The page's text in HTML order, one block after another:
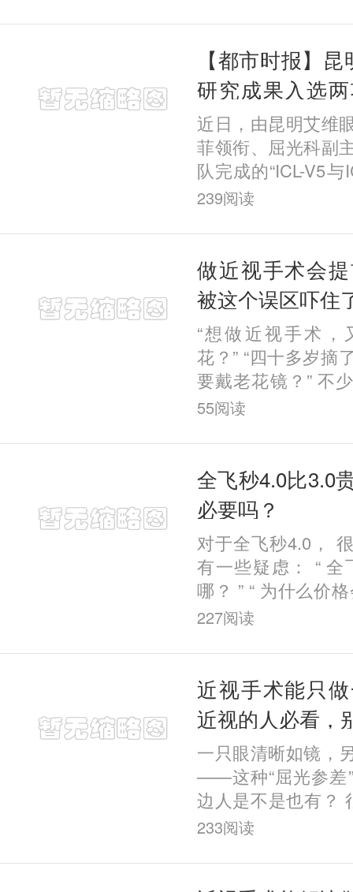
下，该
【都市时报】
研究成果入选
术盛会
近日，由昆明艾维
菲领衔、屈光科副
队完成的“ICL-V5
视觉质量对比研究
Vision China（视
239阅读
做近视手术会
被这个误区吓住
“想做近视手术，
花？” “四十多岁摘
要戴老花镜？” 不
存顾虑，最常见的
55阅读
全飞秒4.0比3.0
必要吗？
对于全飞秒4.0，
有一些疑虑： “ 全
哪？ ” “ 为什么价
几千块钱？ ” “有
227阅读
近视手术能只
近视的人必看，
一只眼清晰如镜，
——这种“屈光参差
边人是不是也有？
有一只眼能看清，
233阅读